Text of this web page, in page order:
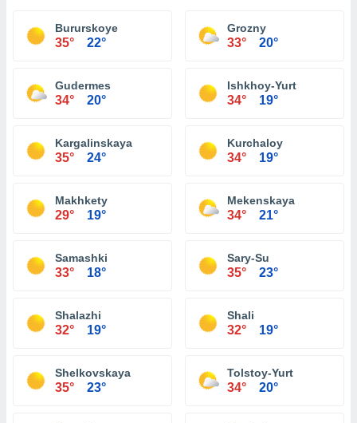
Bururskoye
35° 22°
Grozny
33° 20°
Gudermes
34° 20°
Ishkhoy-Yurt
34° 19°
Kargalinskaya
35° 24°
Kurchaloy
34° 19°
Makhkety
29° 19°
Mekenskaya
34° 21°
Samashki
33° 18°
Sary-Su
35° 23°
Shalazhi
32° 19°
Shali
32° 19°
Shelkovskaya
35° 23°
Tolstoy-Yurt
34° 20°